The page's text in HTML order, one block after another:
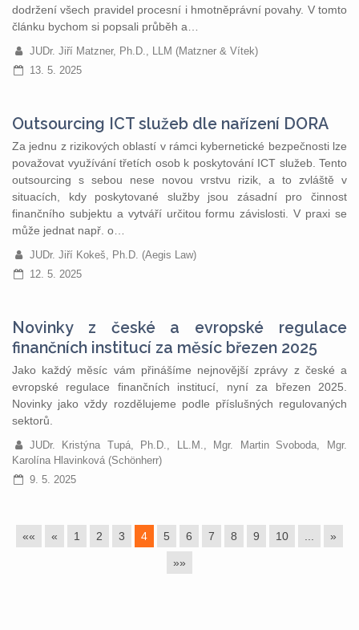
dodržení všech pravidel procesní i hmotněprávní povahy. V tomto
článku bychom si popsali průběh a…
JUDr. Jiří Matzner, Ph.D., LLM (Matzner & Vítek)
13. 5. 2025
Outsourcing ICT služeb dle nařízení DORA
Za jednu z rizikových oblastí v rámci kybernetické bezpečnosti lze
považovat využívání třetích osob k poskytování ICT služeb. Tento
outsourcing s sebou nese novou vrstvu rizik, a to zvláště v
situacích, kdy poskytované služby jsou zásadní pro činnost
finančního subjektu a vytváří určitou formu závislosti. V praxi se
může jednat např. o…
JUDr. Jiří Kokeš, Ph.D. (Aegis Law)
12. 5. 2025
Novinky z české a evropské regulace
finančních institucí za měsíc březen 2025
Jako každý měsíc vám přinášíme nejnovější zprávy z české a
evropské regulace finančních institucí, nyní za březen 2025.
Novinky jako vždy rozdělujeme podle příslušných regulovaných
sektorů.
JUDr. Kristýna Tupá, Ph.D., LL.M., Mgr. Martin Svoboda, Mgr.
Karolína Hlavinková (Schönherr)
9. 5. 2025
«« « 1 2 3 4 5 6 7 8 9 10 »
»»